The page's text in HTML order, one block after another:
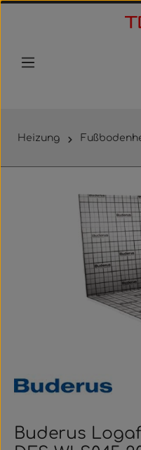
Zum Hauptinhalt springen
Heizung
Buderus